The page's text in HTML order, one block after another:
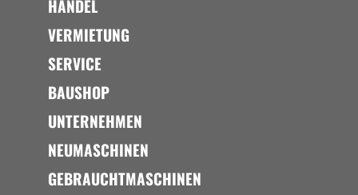
HANDEL
VERMIETUNG
SERVICE
BAUSHOP
UNTERNEHMEN
NEUMASCHINEN
GEBRAUCHTMASCHINEN